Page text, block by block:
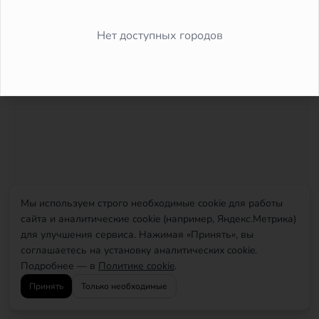
Мы используем строго необходимые cookie для работы
сайта и аналитические cookie (например, Яндекс.Метрика)
для улучшения сервиса. Нажимая «Принять», вы
соглашаетесь на установку аналитических cookie.
Подробнее — в Политике cookie.
Принять Только необходимые
Нет доступных городов